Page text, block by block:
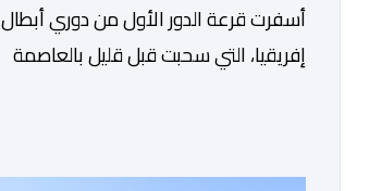
أسفرت قرعة الدور الأول من دوري أبطال
إفريقيا، التي سحبت قبل قليل بالعاصمة